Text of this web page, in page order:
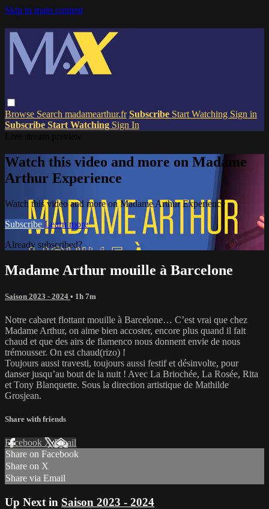
Skip to main content
Browse Search madamearthur.fr Subscribe Start Watching Sign in
Subscribe Start Watching Sign In
Watch this video and more on Madame
Arthur Experience
Watch this video and more on Madame Arthur Experience
Subscribe Learn more
Already subscribed?Sign in
Madame Arthur mouille à Barcelone
Saison 2023 - 2024 • 1h 7m
Notre cabaret flottant mouille à Barcelone… C’est vrai que chez
Madame Arthur, on aime bien accoster, encore plus quand il fait
chaud et que des airs de flamenco nous donnent envie de nous
trémousser. On est chaud(rizo) !
Toujours aussi travesti, toujours aussi festif et désinvolte, pour
danser jusqu’au bout de la nuit ! Avec La Briochée, La Rosée, Rita
et Tony Blanquette. Sous la direction artistique de Mathilde
Grosjean.
Share with friends
Facebook XEmail
Share on Facebook
Share on X
Share via Email
Up Next in Saison 2023 - 2024